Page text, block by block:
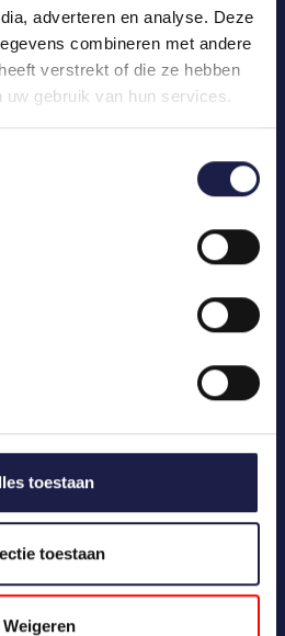
adverteren en analyse. Deze
combineren met andere
verstrekt of die ze hebben
gebruik van hun services.
toestaan
toestaan
Weigeren